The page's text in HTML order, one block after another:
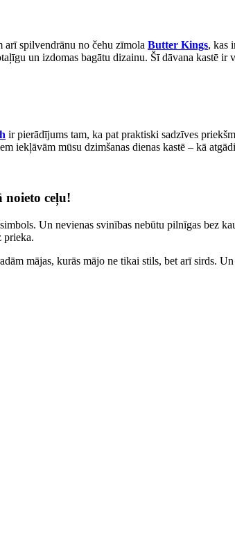
arī spilvendrānu no čehu zīmola Butter Kings, kas
un izdomas bagātu dizainu. Šī dāvana kastē
ir pierādījums tam, ka pat praktiski sadzīves
iekļāvām mūsu dzimšanas dienas kastē – kā
noieto ceļu!
Un nevienas svinības nebūtu pilnīgas bez
prieka.
mājas, kurās mājo ne tikai stils, bet arī sirds.